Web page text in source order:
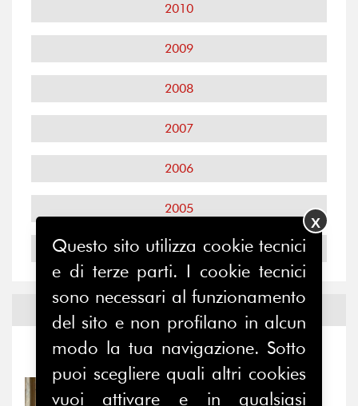
2010
2009
2008
2007
2006
2005
2004
Notizie-Eventi
31/07/2026
Questo sito utilizza cookie tecnici
e di terze parti. I cookie tecnici
sono necessari al funzionamento
del sito e non profilano in alcun
modo la tua navigazione. Sotto
puoi scegliere quali altri cookies
vuoi attivare e in qualsiasi
X